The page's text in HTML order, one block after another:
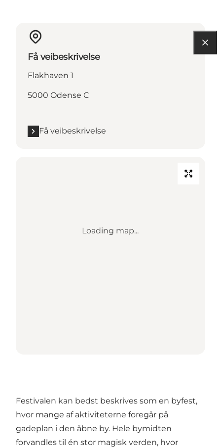
Få veibeskrivelse
Flakhaven 1
5000 Odense C
Få veibeskrivelse
Loading map...
Festivalen kan bedst beskrives som en byfest,
hvor mange af aktiviteterne foregår på
gadeplan i den åbne by. Hele bymidten
forvandles til én stor magisk verden, hvor